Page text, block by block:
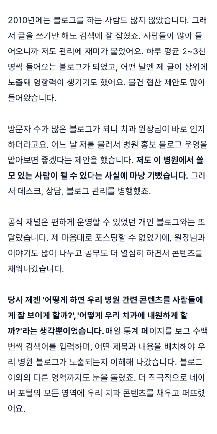
2010년에는 블로그를 하는 사람도 많지 않았습니다. 그래
서 글을 쓰기만 해도 검색에 잘 잡혔죠. 사람들이 많이 들
어오니까 저도 관리에 재미가 붙었어요. 하루 평균 2~3천
명씩 들어오는 블로그가 되었고, 어떤 날엔 제 글이 상위에
노출돼 영향력이 생기기도 했어요. 물건 협찬 제안도 많이
들어왔습니다.
방문자 수가 많은 블로그가 되니 치과 원장님이 바로 인지
하더라고요. 어느 날 저를 불러서 병원 홍보 블로그 운영을
맡아보면 좋겠다는 제안을 했습니다. 저도 이 병원에서 쓸
모 있는 사람이 될 수 있다는 사실에 마냥 기뻤습니다. 그래
서 데스크, 상담, 블로그 관리를 병행했죠.
공식 채널은 편하게 운영할 수 있었던 개인 블로그와는 또
달랐습니다. 제 마음대로 포스팅할 수 없었기에, 원장님과
이야기도 많이 나누고 공부도 더 열심히 하면서 콘텐츠를
채워나갔습니다.
당시 제겐 '어떻게 하면 우리 병원 관련 콘텐츠를 사람들에
게 잘 보이게 할까?', '어떻게 우리 치과에 내원하게 할
까?'라는 생각뿐이었습니다. 매일 통계 페이지를 보고 수백
번씩 검색어를 입력하며, 어떤 제목과 내용을 배치해야 우
리 병원 블로그가 노출되는지 이해해 나갔습니다. 블로그
이외의 다른 영역까지도 눈을 돌렸죠. 더 적극적으로 네이
버 포털의 모든 영역에 우리 치과 콘텐츠를 채우고 퍼뜨렸
어요.